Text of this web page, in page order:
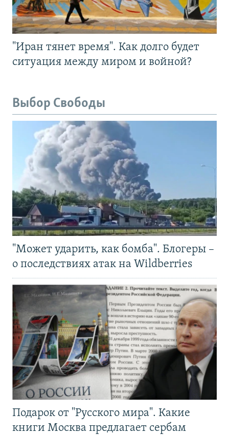
"Иран тянет время". Как долго будет
ситуация между миром и войной?
Выбор Свободы
"Может ударить, как бомба". Блогеры –
о последствиях атак на Wildberries
Подарок от "Русского мира". Какие
книги Москва предлагает сербам